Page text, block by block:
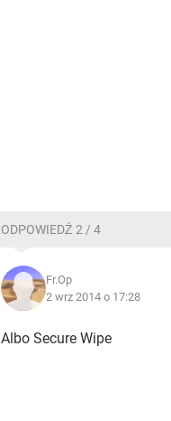
ODPOWIEDŹ 2 / 4
Fr.Op
2 wrz 2014 o 17:28
Albo Secure Wipe